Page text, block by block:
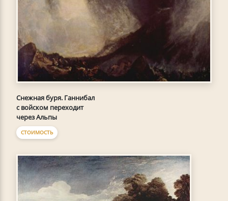
Снежная буря. Ганнибал
с войском переходит
через Альпы
СТОИМОСТЬ